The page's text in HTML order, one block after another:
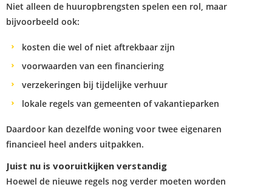
Niet alleen de huuropbrengsten spelen een rol, maar
bijvoorbeeld ook:
kosten die wel of niet aftrekbaar zijn
voorwaarden van een financiering
verzekeringen bij tijdelijke verhuur
lokale regels van gemeenten of vakantieparken
Daardoor kan dezelfde woning voor twee eigenaren
financieel heel anders uitpakken.
Juist nu is vooruitkijken verstandig
Hoewel de nieuwe regels nog verder moeten worden